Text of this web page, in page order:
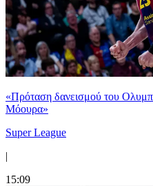
«Πρόταση δανεισμού του
Μόουρα»
Super League
|
15:09